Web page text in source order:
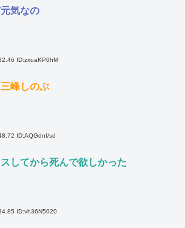
気なの
ID:zxuaKP0hM
峰しのぶ
ID:AQGdnf/sd
してから死んで欲しかった
ID:vh36N5020